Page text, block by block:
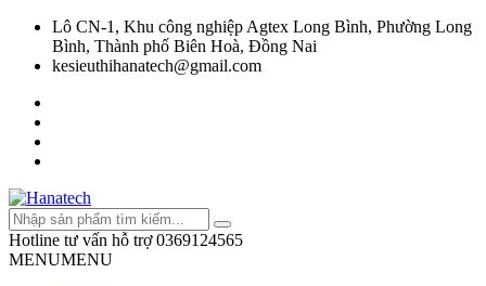
Lô CN-1, Khu công nghiệp Agtex Long Bình, Phường Long
Bình, Thành phố Biên Hoà, Đồng Nai
kesieuthihanatech@gmail.com
Hotline tư vấn hỗ trợ 0369124565
MENUMENU